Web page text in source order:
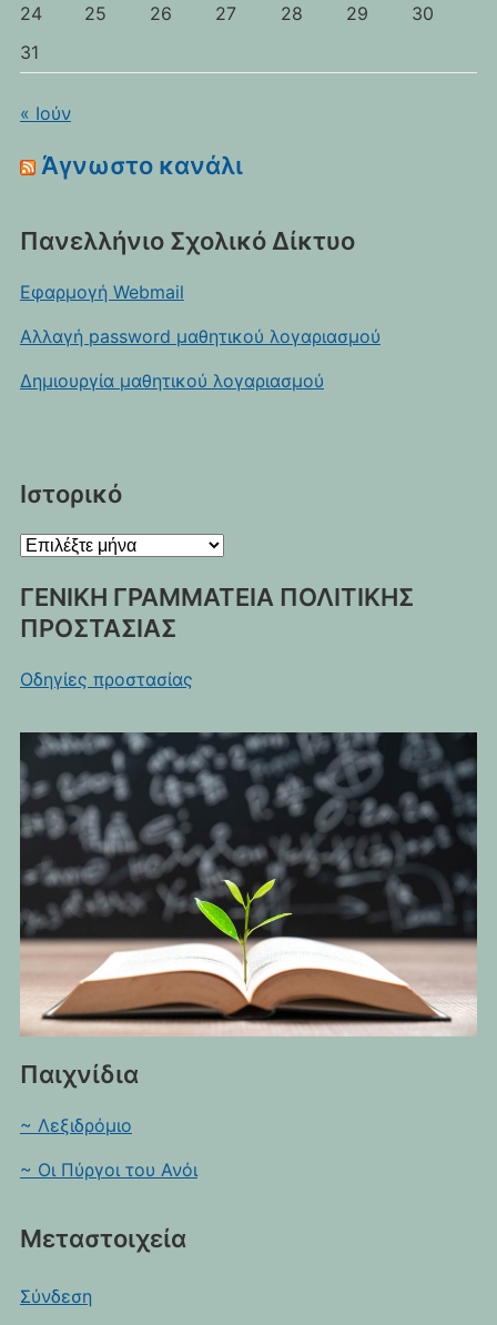
24
25 26 27 28 29
30
31
« Ιούν
Άγνωστο κανάλι
Πανελλήνιο Σχολικό Δίκτυο
Εφαρμογή Webmail
Αλλαγή password μαθητικού λογαριασμού
Δημιουργία μαθητικού λογαριασμού
Ιστορικό
Ιστορικό
ΓΕΝΙΚΗ ΓΡΑΜΜΑΤΕΙΑ ΠΟΛΙΤΙΚΗΣ
ΠΡΟΣΤΑΣΙΑΣ
Οδηγίες προστασίας
Παιχνίδια
~ Λεξιδρόμιο
~ Οι Πύργοι του Ανόι
Μεταστοιχεία
Σύνδεση